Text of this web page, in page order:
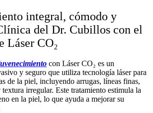
integral, cómodo y
del Dr. Cubillos con el
Láser CO₂
con Láser CO₂ es un
y seguro que utiliza tecnología láser para
de la piel, incluyendo arrugas, líneas finas,
irregular. Este tratamiento estimula la
en la piel, lo que ayuda a mejorar su